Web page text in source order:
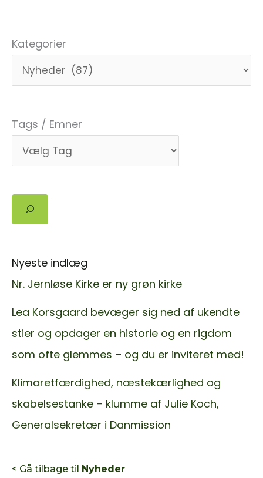
Micky
anbefalet
Ishøy
Kategorier
Tags / Emner
Søg
Nyeste indlæg
Nr. Jernløse Kirke er ny grøn kirke
Lea Korsgaard bevæger sig ned af ukendte
stier og opdager en historie og en rigdom
som ofte glemmes – og du er inviteret med!
Klimaretfærdighed, næstekærlighed og
skabelsestanke – klumme af Julie Koch,
Generalsekretær i Danmission
< Gå tilbage til Nyheder